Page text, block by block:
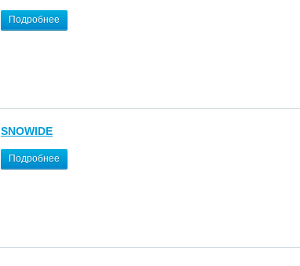
Подробнее
SNOWIDE
Подробнее